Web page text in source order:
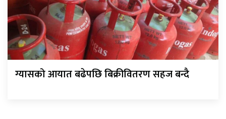
ग्यासको आयात बढेपछि बिक्रीवितरण सहज बन्दै